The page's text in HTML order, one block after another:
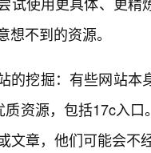
不到的资源。
的挖掘：有些网站本
质资源，包括17c入
文章，他们可能会不